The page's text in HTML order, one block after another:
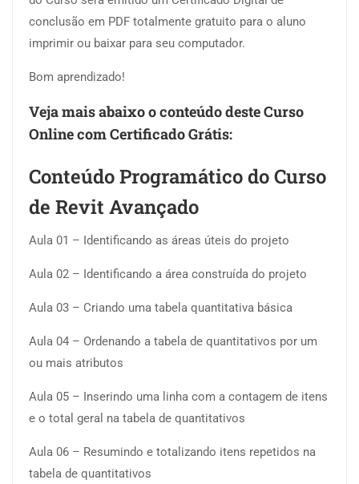
conclusão em PDF totalmente gratuito para o aluno
imprimir ou baixar para seu computador.
Bom aprendizado!
Veja mais abaixo o conteúdo deste Curso
Online com Certificado Grátis:
Conteúdo Programático do Curso
de Revit Avançado
Aula 01 – Identificando as áreas úteis do projeto
Aula 02 – Identificando a área construída do projeto
Aula 03 – Criando uma tabela quantitativa básica
Aula 04 – Ordenando a tabela de quantitativos por um
ou mais atributos
Aula 05 – Inserindo uma linha com a contagem de itens
e o total geral na tabela de quantitativos
Aula 06 – Resumindo e totalizando itens repetidos na
tabela de quantitativos